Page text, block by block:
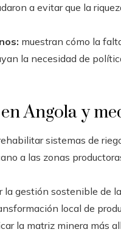
a evitar que la
muestran cómo la
la necesidad de
Angola y
sistemas de
a las zonas
la gestión sostenible de
local de
la matriz minera más